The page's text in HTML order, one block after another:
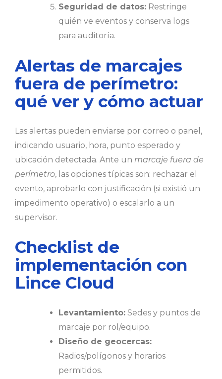
Seguridad de datos: Restringe
quién ve eventos y conserva logs
para auditoría.
Alertas de marcajes
fuera de perímetro:
qué ver y cómo actuar
Las alertas pueden enviarse por correo o panel,
indicando usuario, hora, punto esperado y
ubicación detectada. Ante un marcaje fuera de
perímetro, las opciones típicas son: rechazar el
evento, aprobarlo con justificación (si existió un
impedimento operativo) o escalarlo a un
supervisor.
Checklist de
implementación con
Lince Cloud
Levantamiento: Sedes y puntos de
marcaje por rol/equipo.
Diseño de geocercas:
Radios/polígonos y horarios
permitidos.